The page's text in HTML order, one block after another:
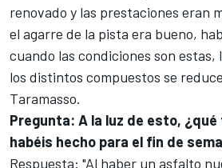
renovado y las prestaciones eran
el agarre de la pista era bueno,
cuando las condiciones son
los distintos compuestos se
Taramasso.
Pregunta: A la luz de esto,
habéis hecho para el fin de
Respuesta: "Al haber un asfalto